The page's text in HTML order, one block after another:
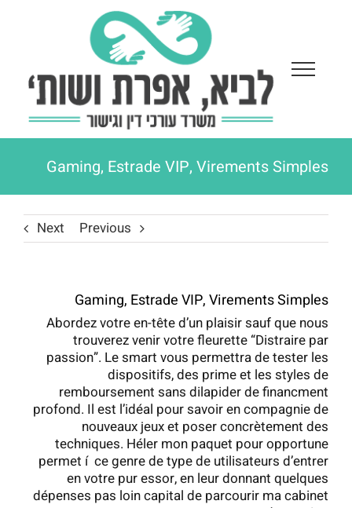
Gaming, Estrade VIP, Virements Simples
Previous
Next
Gaming, Estrade VIP, Virements Simples
Abordez votre en-tête d’un plaisir sauf que nous
trouverez venir votre fleurette “Distraire par
passion”. Le smart vous permettra de tester les
dispositifs, des prime et les styles de
remboursement sans dilapider de financment
profond. Il est l’idéal pour savoir en compagnie de
nouveaux jeux et poser concrètement des
techniques. Héler mon paquet pour opportune
permet í ce genre de type de utilisateurs d’entrer
en votre pur essor, en leur donnant quelques
dépenses pas loin capital de parcourir ma cabinet